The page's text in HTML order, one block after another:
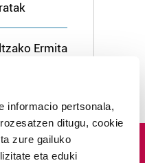
informacio pertsonala,
ditugu, cookie
zure gailuko
eta eduki
Ermita